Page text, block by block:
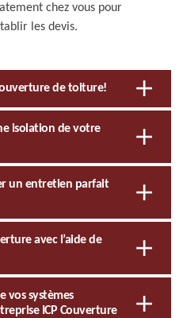
chez vous pour
les devis.
de toiture!
isolation de votre
un entretien parfait
avec l’aide de
vos systèmes
ICP Couverture